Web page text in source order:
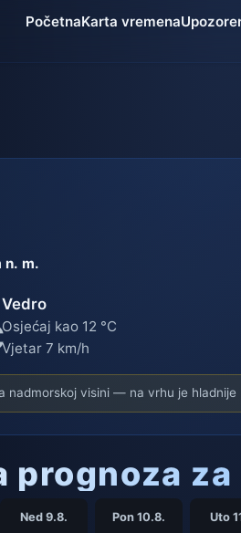
PočetnaKarta vremena
n. m.
Vedro
Osjećaj kao 12 °C
Vjetar 7 km/h
nadmorskoj visini — na vrhu je hladnije
prognoza za
Ned 9.8. Pon 10.8. Uto